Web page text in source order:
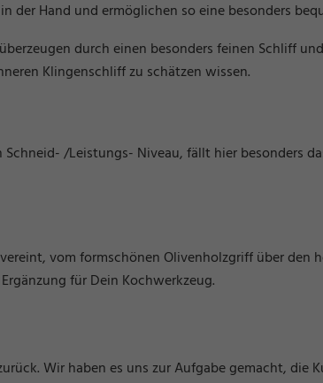
der Hand und ermöglichen so eine besonders
durch einen besonders feinen Schliff
Klingenschliff zu schätzen wissen.
/Leistungs- Niveau, fällt hier besonders
vom formschönen Olivenholzgriff über den
für Dein Kochwerkzeug.
Wir haben es uns zur Aufgabe gemacht, die